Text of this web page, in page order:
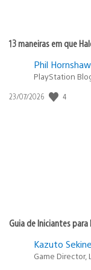
13 maneiras em que
Phil Hornshaw
PlayStation
Data
23/07/2026 4
Guia de Iniciantes para
Kazuto Sekine
Game Director,